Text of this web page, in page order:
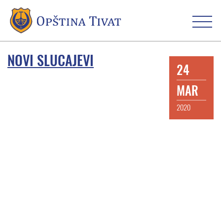
NOVI SLUCAJEVI
24
MAR
2020